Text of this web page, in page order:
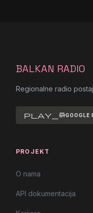
BALKAN RADIO
Regionalne radio
play_storeGOOGLE
PROJEKT
O nama
API dokumentacija